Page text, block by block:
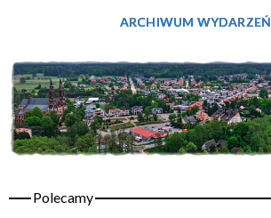
ARCHIWUM WYDARZEŃ